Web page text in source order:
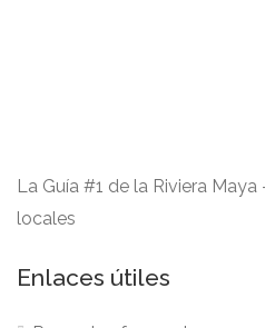
La Guía #1 de la Riviera
locales
Enlaces útiles